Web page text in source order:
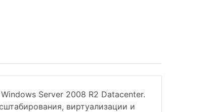
Server 2008 R2 Datacenter.
виртуализации и